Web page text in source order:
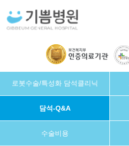
로봇수술/특성화 담석클리닉
담석-Q&A
수술비용